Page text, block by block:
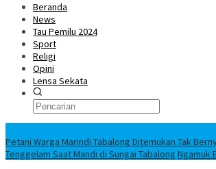
Beranda
News
Tau Pemilu 2024
Sport
Religi
Opini
Lensa Sekata
Petani Warga Marindi Tabalong Ditemukan Tak
Tenggelam Saat Mandi di Sungai Tabalong Ngamuk